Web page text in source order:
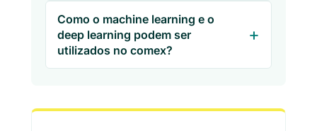
Como o machine learning e o
deep learning podem ser
utilizados no comex?